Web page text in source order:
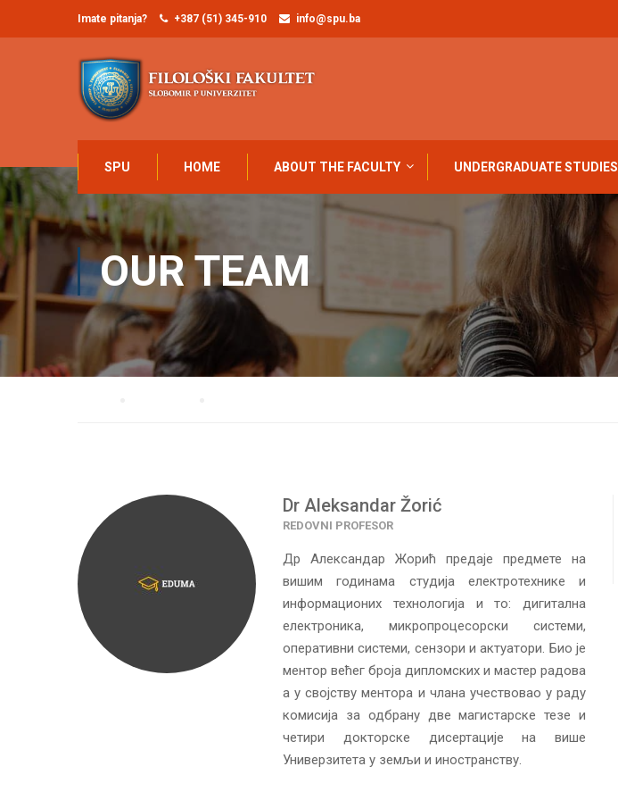
Imate pitanja? +387 (51) 345-910 info@spu.ba
SPU HOME ABOUT THE FACULTY UNDERGRADUATE STUDIES
OUR TEAM
Dr Aleksandar Žorić
REDOVNI PROFESOR
Др Александар Жорић предаје предмете на
вишим годинама студија електротехнике и
информационих технологија и то: дигитална
електроника, микропроцесорски системи,
оперативни системи, сензори и актуатори. Био је
ментор већег броја дипломских и мастер радова
а у својству ментора и члана учествовао у раду
комисија за одбрану две магистарске тезе и
четири докторске дисертације на више
Универзитета у земљи и иностранству.